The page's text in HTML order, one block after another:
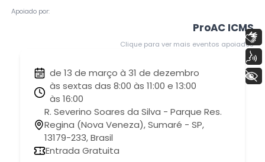
Apoiado por:
ProAC ICMS
Clique para ver mais eventos apoiados
de 13 de março à 31 de dezembro
às sextas das 8:00 às 11:00 e 13:00
às 16:00
R. Severino Soares da Silva - Parque Res.
Regina (Nova Veneza), Sumaré - SP,
13179-233, Brasil
Entrada Gratuita
+ Acessibilidade